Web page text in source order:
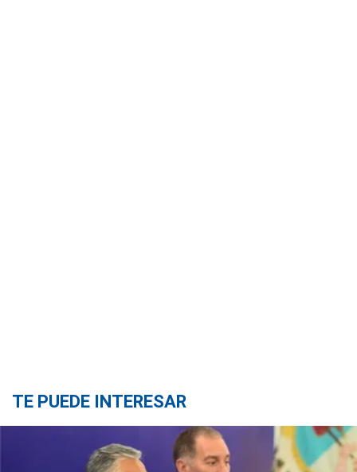
TE PUEDE INTERESAR